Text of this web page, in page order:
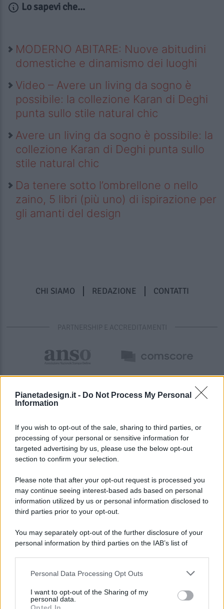
Pianetadesign.it - Do Not Process My Personal
Information
If you wish to opt-out of the sale, sharing to third parties, or
processing of your personal or sensitive information for
targeted advertising by us, please use the below opt-out
section to confirm your selection.
Please note that after your opt-out request is processed you
may continue seeing interest-based ads based on personal
information utilized by us or personal information disclosed to
third parties prior to your opt-out.
You may separately opt-out of the further disclosure of your
personal information by third parties on the IAB’s list of
This information may also be disclosed by us to third parties
disclose it to other third parties.
Personal Data Processing Opt Outs
I want to opt-out of the Sharing of my
personal data.
Lo sapevi che...
MODERNO ABITARE: Nuove abitudini
domestiche e dinamismo dei luoghi
Video – Avere un living da sogno è
possibile: la collezione Karan di Deghi
punta sullo stile natural chic
Avere un living da sogno è possibile: la
collezione Karan di Deghi punta sullo
stile natural chic
Da tenere sotto l’ombrellone o nello
zaino, 5 libri (più uno) di ispirazione per
gli amanti del design
CHI SIAMO REDAZIONE CONTATTI
PARTNERSHIP E ACCREDITAMENTI
© 2026 - Pianeta Design - P.IVA 04827280654 - Testata
Registrata Al Tribunale Di Nocera Inferiore N. 8/2020 - RG N.
ISCRIZIONE AL ROC N. 35792 – ISCRITTA ALL’ANSO
(ASSOCIAZIONE NAZIONALE STAMPA ONLINE)
PREFERENZE PRIVACY